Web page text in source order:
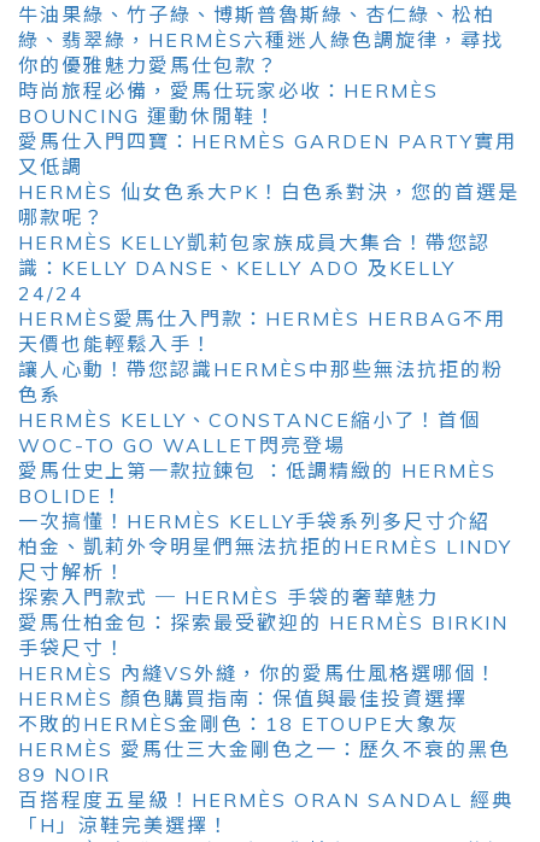
牛油果綠、竹子綠、博斯普魯斯綠、杏仁綠、松柏
綠、翡翠綠，HERMÈS六種迷人綠色調旋律，尋找
你的優雅魅力愛馬仕包款？
時尚旅程必備，愛馬仕玩家必收：HERMÈS
BOUNCING 運動休閒鞋！
愛馬仕入門四寶：HERMÈS GARDEN PARTY實用
又低調
HERMÈS 仙女色系大PK！白色系對決，您的首選是
哪款呢？
HERMÈS KELLY凱莉包家族成員大集合！帶您認
識：KELLY DANSE、KELLY ADO 及KELLY
24/24
HERMÈS愛馬仕入門款：HERMÈS HERBAG不用
天價也能輕鬆入手！
讓人心動！帶您認識HERMÈS中那些無法抗拒的粉
色系
HERMÈS KELLY、CONSTANCE縮小了！首個
WOC-TO GO WALLET閃亮登場
愛馬仕史上第一款拉鍊包 ：低調精緻的 HERMÈS
BOLIDE！
一次搞懂！HERMÈS KELLY手袋系列多尺寸介紹
柏金、凱莉外令明星們無法抗拒的HERMÈS LINDY
尺寸解析！
探索入門款式 ─ HERMÈS 手袋的奢華魅力
愛馬仕柏金包：探索最受歡迎的 HERMÈS BIRKIN
手袋尺寸！
HERMÈS 內縫VS外縫，你的愛馬仕風格選哪個！
HERMÈS 顏色購買指南：保值與最佳投資選擇
不敗的HERMÈS金剛色：18 ETOUPE大象灰
HERMÈS 愛馬仕三大金剛色之一：歷久不衰的黑色
89 NOIR
百搭程度五星級！HERMÈS ORAN SANDAL 經典
「H」涼鞋完美選擇！